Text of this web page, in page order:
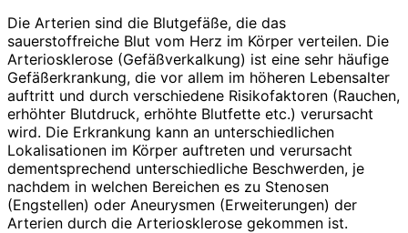
Die Arterien sind die Blutgefäße, die das
sauerstoffreiche Blut vom Herz im Körper verteilen. Die
Arteriosklerose (Gefäßverkalkung) ist eine sehr häufige
Gefäßerkrankung, die vor allem im höheren Lebensalter
auftritt und durch verschiedene Risikofaktoren (Rauchen,
erhöhter Blutdruck, erhöhte Blutfette etc.) verursacht
wird. Die Erkrankung kann an unterschiedlichen
Lokalisationen im Körper auftreten und verursacht
dementsprechend unterschiedliche Beschwerden, je
nachdem in welchen Bereichen es zu Stenosen
(Engstellen) oder Aneurysmen (Erweiterungen) der
Arterien durch die Arteriosklerose gekommen ist.